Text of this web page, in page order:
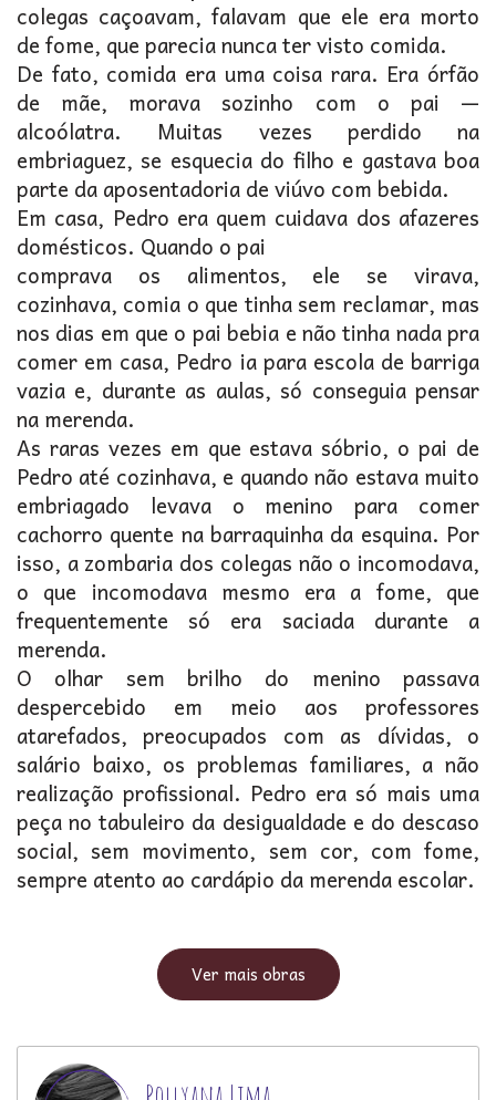
colegas caçoavam, falavam que ele era morto
de fome, que parecia nunca ter visto comida.
De fato, comida era uma coisa rara. Era órfão
de mãe, morava sozinho com o pai —
alcoólatra. Muitas vezes perdido na
embriaguez, se esquecia do filho e gastava boa
parte da aposentadoria de viúvo com bebida.
Em casa, Pedro era quem cuidava dos afazeres
domésticos. Quando o pai
comprava os alimentos, ele se virava,
cozinhava, comia o que tinha sem reclamar, mas
nos dias em que o pai bebia e não tinha nada pra
comer em casa, Pedro ia para escola de barriga
vazia e, durante as aulas, só conseguia pensar
na merenda.
As raras vezes em que estava sóbrio, o pai de
Pedro até cozinhava, e quando não estava muito
embriagado levava o menino para comer
cachorro quente na barraquinha da esquina. Por
isso, a zombaria dos colegas não o incomodava,
o que incomodava mesmo era a fome, que
frequentemente só era saciada durante a
merenda.
O olhar sem brilho do menino passava
despercebido em meio aos professores
atarefados, preocupados com as dívidas, o
salário baixo, os problemas familiares, a não
realização profissional. Pedro era só mais uma
peça no tabuleiro da desigualdade e do descaso
social, sem movimento, sem cor, com fome,
sempre atento ao cardápio da merenda escolar.
Ver mais obras